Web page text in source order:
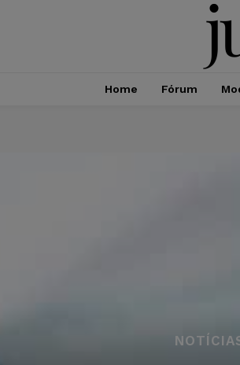
Home Fórum